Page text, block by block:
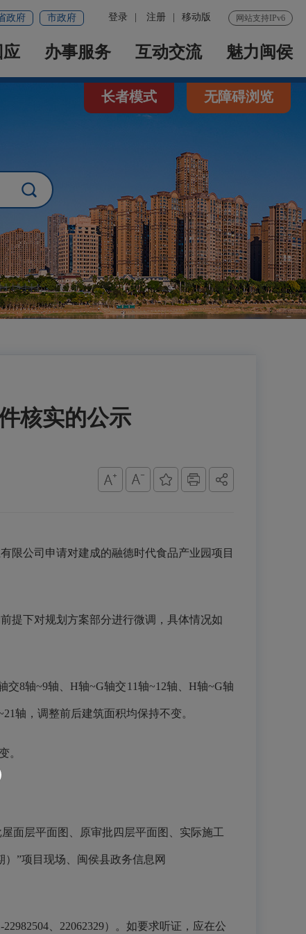
网站支持IPv6
登录 注册 移动版
政府 市政府
办事服务 互动交流 魅力闽侯
长者模式 无障碍浏览
核实的公示
限公司申请对建成的融德时代食品产业园项目
下对规划方案部分进行微调，具体情况如
8轴~9轴、H轴~G轴交11轴~12轴、H轴~G轴
轴，调整前后建筑面积均保持不变。
。
面层平面图、原审批四层平面图、实际施工
”项目现场、闽侯县政务信息网
、22062329）。如要求听证，应在公